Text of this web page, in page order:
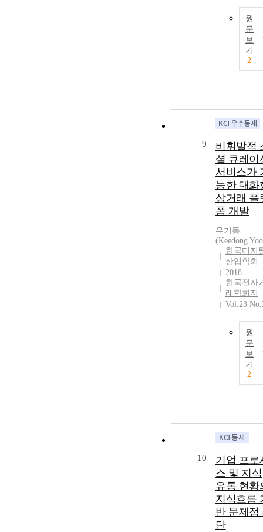
원
문
보
기
2
9
비휘발적
셜 큐레이
서비스가
능한 대화
상거래 플
폼 개발
유기동
(Keedong Yoo
한국디지
산업학회
2018
한국전자
래학회지
Vol.23
원
문
보
기
2
10
기업 프로
스 및 지식
유통 현황
지식흐름
반 문제점
단